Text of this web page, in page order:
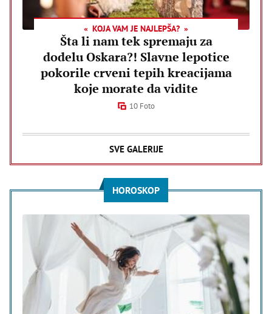
KOJA VAM JE NAJLEPŠA?
Šta li nam tek spremaju za
dodelu Oskara?! Slavne lepotice
pokorile crveni tepih kreacijama
koje morate da vidite
10 Foto
SVE GALERIJE
HOROSKOP